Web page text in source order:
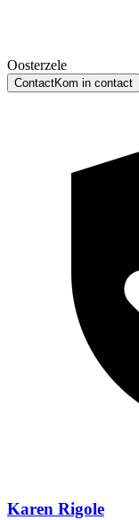
Oosterzele
ContactKom in contact
Karen Rigole